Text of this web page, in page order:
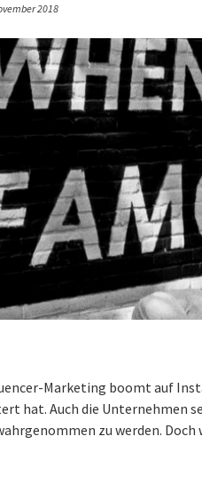
2018
Marketing boomt auf
hat. Auch die Unternehmen
zu werden.